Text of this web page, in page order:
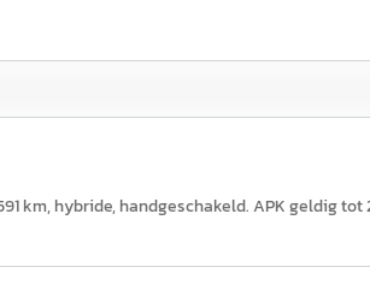
km, hybride, handgeschakeld. APK geldig tot